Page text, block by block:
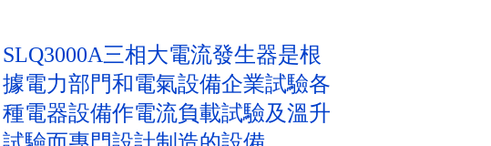
SLQ3000A三相大電流發生器是根
據電力部門和電氣設備企業試驗各
種電器設備作電流負載試驗及溫升